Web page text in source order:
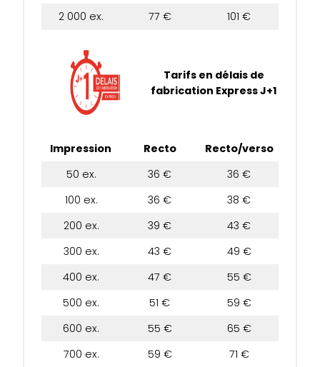
2 000 ex.
77 € 101 €
Tarifs en délais de
fabrication Express J+1
Impression Recto
Recto/verso
50 ex.
36 €
36 €
100 ex.
36 €
38 €
200 ex.
39 €
43 €
300 ex.
43 €
49 €
400 ex.
47 €
55 €
500 ex.
51 €
59 €
600 ex.
55 €
65 €
700 ex.
59 € 71 €